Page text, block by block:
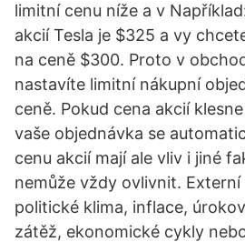
limitní cenu níže a v
akcií Tesla je $325 a vy
na ceně $300. Proto v
nastavíte limitní nákupní
ceně. Pokud cena akcií
vaše objednávka se
cenu akcií mají ale vliv i jiné
nemůže vždy ovlivnit.
politické klima, inflace,
zátěž, ekonomické cykly